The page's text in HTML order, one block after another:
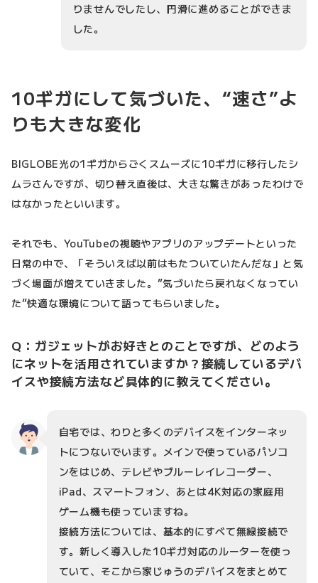
りませんでしたし、円滑に進めることができま
した。
10ギガにして気づいた、“速さ”よ
りも大きな変化
BIGLOBE光の1ギガからごくスムーズに10ギガに移行したシ
ムラさんですが、切り替え直後は、大きな驚きがあったわけで
はなかったといいます。
それでも、YouTubeの視聴やアプリのアップデートといった
日常の中で、「そういえば以前はもたついていたんだな」と気
づく場面が増えていきました。”気づいたら戻れなくなってい
た”快適な環境について語ってもらいました。
Q：ガジェットがお好きとのことですが、どのよう
にネットを活用されていますか？接続しているデバ
イスや接続方法など具体的に教えてください。
自宅では、わりと多くのデバイスをインターネッ
トにつないでいます。メインで使っているパソコ
ンをはじめ、テレビやブルーレイレコーダー、
iPad、スマートフォン、あとは4K対応の家庭用
ゲーム機も使っていますね。
接続方法については、基本的にすべて無線接続で
す。新しく導入した10ギガ対応のルーターを使っ
ていて、そこから家じゅうのデバイスをまとめて